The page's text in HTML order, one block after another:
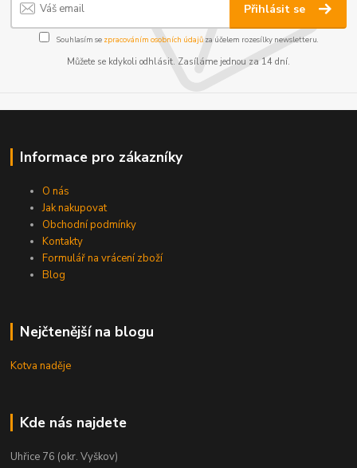
Přihlásit se
Souhlasím se zpracováním osobních údajůza účelem rozesílky newsletteru.
Můžete se kdykoli odhlásit. Zasíláme jednou za 14 dní.
Informace pro zákazníky
O nás
Jak nakupovat
Obchodní podmínky
Kontakty
Formulář na vrácení zboží
Blog
Nejčtenější na blogu
Kotva naděje
Kde nás najdete
Uhřice 76 (okr. Vyškov)